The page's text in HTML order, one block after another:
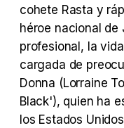
cohete Rasta y
héroe nacional de
profesional, la
cargada de
Donna (Lorraine
Black'), quien ha
los Estados